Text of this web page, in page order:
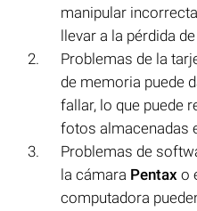
manipular
llevar a la pérdida
Problemas de la
de memoria puede
fallar, lo que puede
fotos almacenadas
Problemas de
la cámara Pentax o
computadora